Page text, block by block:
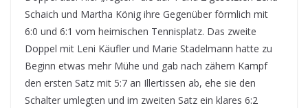
Schaich und Martha König ihre Gegenüber förmlich mit
6:0 und 6:1 vom heimischen Tennisplatz. Das zweite
Doppel mit Leni Käufler und Marie Stadelmann hatte zu
Beginn etwas mehr Mühe und gab nach zähem Kampf
den ersten Satz mit 5:7 an Illertissen ab, ehe sie den
Schalter umlegten und im zweiten Satz ein klares 6:2